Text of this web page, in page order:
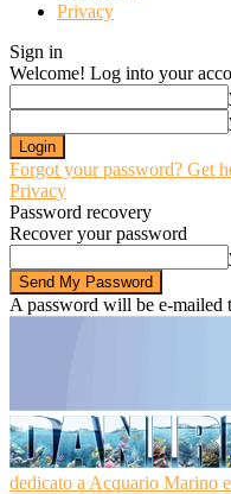
Privacy
Sign in
Welcome! Log into your
Forgot your password? Get
Privacy
Password recovery
Recover your password
A password will be e-mailed
dedicato a Acquario Marino